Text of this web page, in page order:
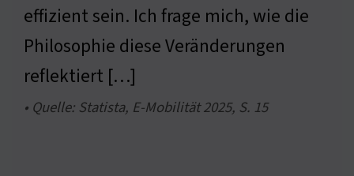
effizient sein. Ich frage mich, wie die
Philosophie diese Veränderungen
reflektiert […]
• Quelle: Statista, E-Mobilität 2025, S. 15